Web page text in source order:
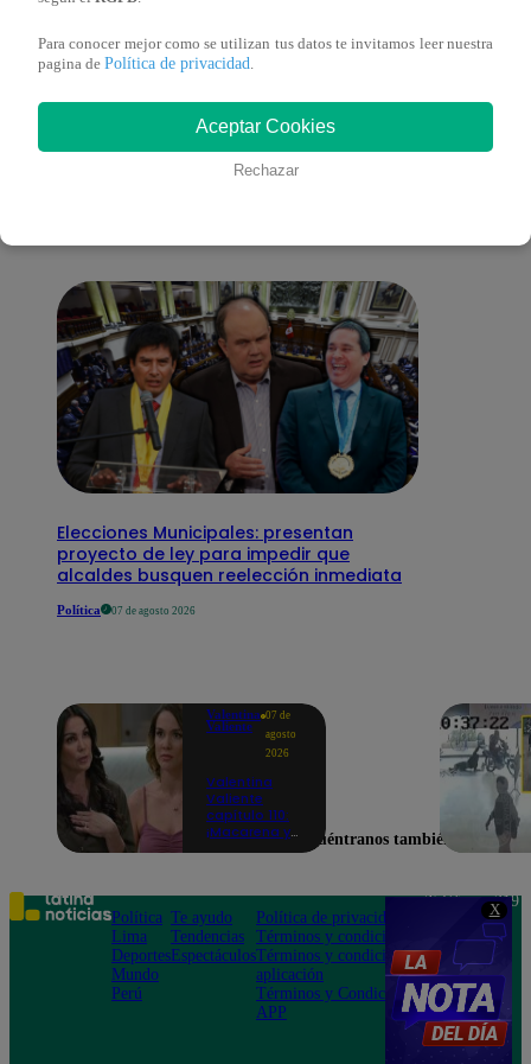
X
También te puede
Elecciones Municipales: presentan
proyecto de ley para impedir que
alcaldes busquen reelección inmediata
Política 07 de agosto 2026
Valentina
Valiente
07 de
agosto
2026
Valentina
Valiente
capítulo 110:
¡Macarena ya
extorsión
contra Frida y
Rodrigo!
Para conocer mejor como se utilizan tus datos te invitamos leer nuestra
pagina de Política de privacidad.
Aceptar Cookies
Rechazar
Encuéntranos también en
Política
Lima
Deportes
Mundo
Perú
Te ayudo
Tendencias
Espectáculos
Política de privacidad
Términos y condiciones
Términos y condiciones
aplicación
Términos y Condiciones
APP
Teléfono: 219
Av. San
Felipe 968
Jesús María